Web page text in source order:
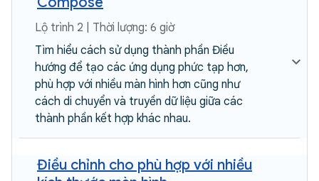
Lộ trình 2 | Thời lượng: 6 giờ
Tìm hiểu cách sử dụng thành phần Điều
hướng để tạo các ứng dụng phức tạp hơn,
phù hợp với nhiều màn hình hơn cũng như
cách di chuyển và truyền dữ liệu giữa các
thành phần kết hợp khác nhau.
Điều chỉnh cho phù hợp với nhiều